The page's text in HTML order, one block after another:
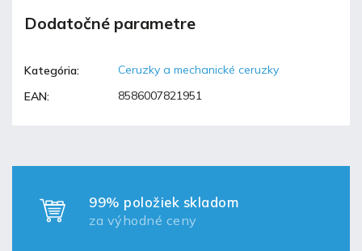
Dodatočné parametre
Kategória:
Ceruzky a mechanické ceruzky
EAN: 8586007821951
99% položiek skladom
za výhodné ceny